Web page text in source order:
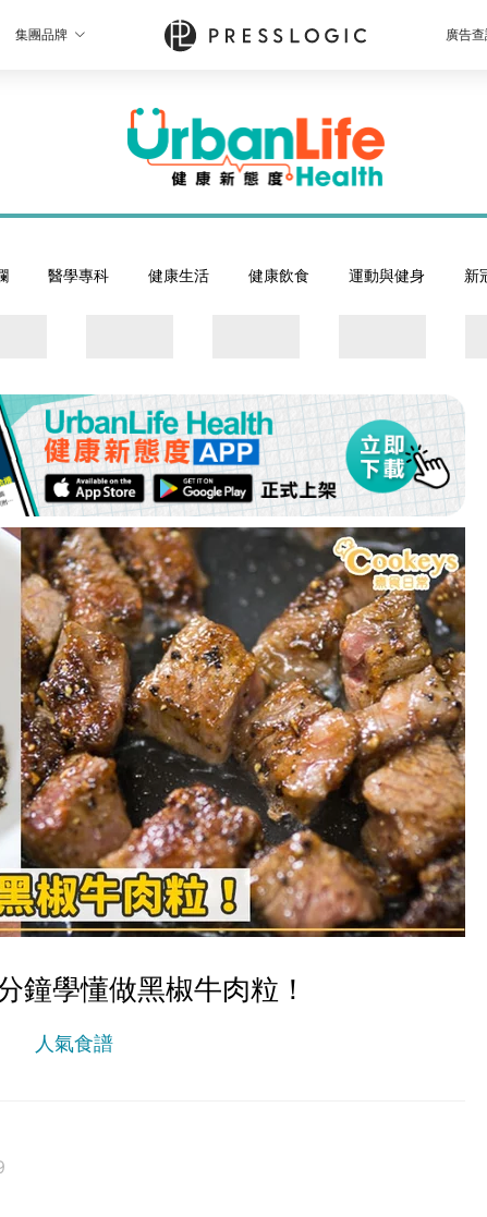
集團品牌 廣告
醫學專科 健康生活 健康飲食 運動與健身 新
鐘學懂做黑椒牛肉粒！
人氣食譜